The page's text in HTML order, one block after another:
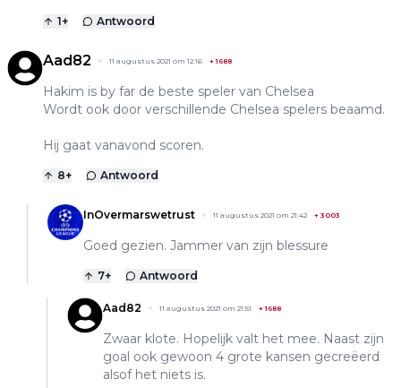
1+ Antwoord
Aad82 11 augustus 2021 om 12:16 +1688
Hakim is by far de beste speler van Chelsea
Wordt ook door verschillende Chelsea spelers beaamd.
Hij gaat vanavond scoren.
8+ Antwoord
InOvermarswetrust 11 augustus 2021 om 21:42 + 3003
Goed gezien. Jammer van zijn blessure
7+ Antwoord
Aad82 11 augustus 2021 om 21:51 +1688
Zwaar klote. Hopelijk valt het mee. Naast zijn
goal ook gewoon 4 grote kansen gecreëerd
alsof het niets is.